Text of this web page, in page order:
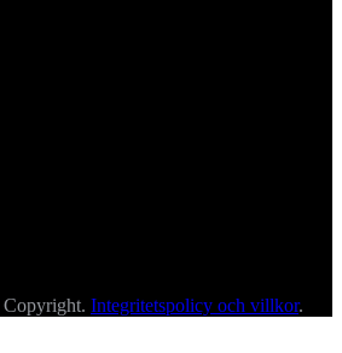
Integritetspolicy och villkor.